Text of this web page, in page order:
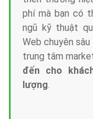
phí mà bạn có
ngũ kỹ thuật
Web chuyên
trung tâm
đến cho
lượng.